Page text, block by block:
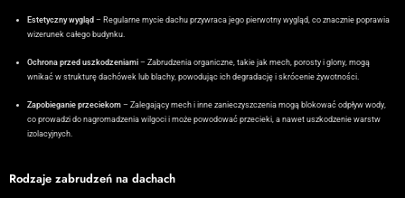
Estetyczny wygląd – Regularne mycie dachu przywraca jego pierwotny wygląd, co znacznie poprawia
wizerunek całego budynku.
Ochrona przed uszkodzeniami – Zabrudzenia organiczne, takie jak mech, porosty i glony, mogą
wnikać w strukturę dachówek lub blachy, powodując ich degradację i skrócenie żywotności.
Zapobieganie przeciekom – Zalegający mech i inne zanieczyszczenia mogą blokować odpływ wody,
co prowadzi do nagromadzenia wilgoci i może powodować przecieki, a nawet uszkodzenie warstw
izolacyjnych.
Rodzaje zabrudzeń na dachach